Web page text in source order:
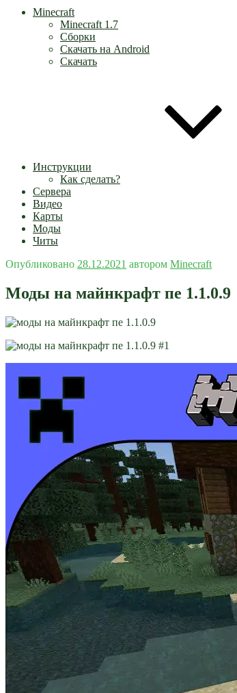
Minecraft
Minecraft 1.7
Сборки
Скачать на Android
Скачать
Инструкции
Как сделать?
Сервера
Видео
Карты
Моды
Читы
Опубликовано 28.12.2021 автором Minecraft
Моды на майнкрафт пе 1.1.0.9